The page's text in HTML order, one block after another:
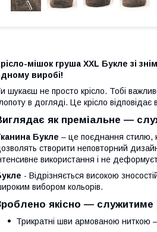
мішок груша XXL Букле зі
виробі!
шукаєш не просто крісло. Тобі
в догляді. Це крісло
як преміальне —
Букле – це поєднання стилю,
створити неповторний
використання і не
- Відрізняється високою
вибором кольорів.
якісно — служитиме
Трикратні шви армованою ниткою —